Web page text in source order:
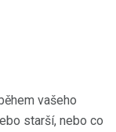
vašeho
starší, nebo co